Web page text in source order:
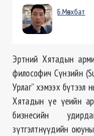
Б.Мөнхбат
Эртний Хятадын
философич Сүнзийн
Урлаг” хэмээх бүтээл
Хятадын үе үеийн
бизнесийн
зүтгэлтнүүдийн